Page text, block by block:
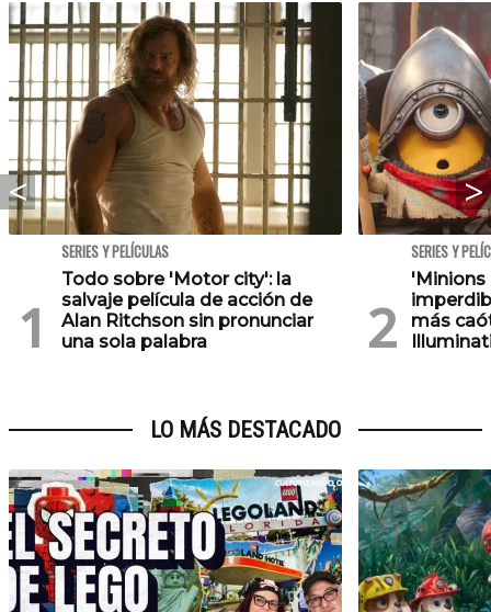
SERIES Y PELÍCULAS
Todo sobre 'Motor city': la
salvaje película de acción de
Alan Ritchson sin pronunciar
una sola palabra
SERIES Y
'Minions
más
LO MÁS DESTACADO